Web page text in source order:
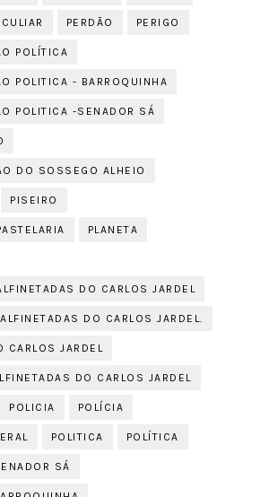
PERDÃO PERIGO
POLÍTICA
POLITICA - BARROQUINHA
POLITICA -SENADOR SÁ
DO SOSSEGO ALHEIO
PISEIRO
PLANETA
DO CARLOS JARDEL
DO CARLOS JARDEL.
CARLOS JARDEL
DO CARLOS JARDEL
POLICIA POLÍCIA
POLITICA POLÍTICA
SÁ